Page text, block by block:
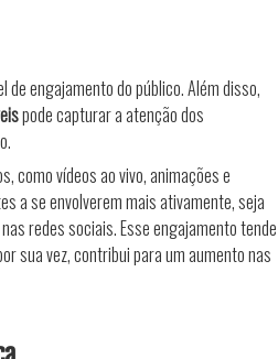
engajamento do público. Além disso,
pode capturar a atenção dos
como vídeos ao vivo, animações e
a se envolverem mais ativamente, seja
redes sociais. Esse engajamento tende
sua vez, contribui para um aumento nas